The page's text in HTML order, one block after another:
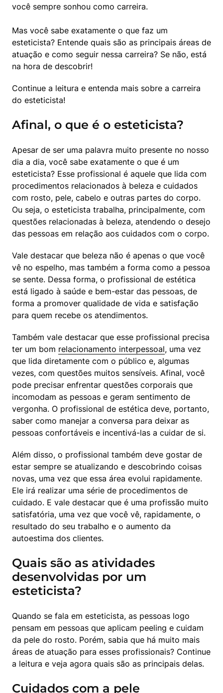
você sempre sonhou como carreira.
Mas você sabe exatamente o que faz um
esteticista? Entende quais são as principais áreas de
atuação e como seguir nessa carreira? Se não, está
na hora de descobrir!
Continue a leitura e entenda mais sobre a carreira
do esteticista!
Afinal, o que é o esteticista?
Apesar de ser uma palavra muito presente no nosso
dia a dia, você sabe exatamente o que é um
esteticista? Esse profissional é aquele que lida com
procedimentos relacionados à beleza e cuidados
com rosto, pele, cabelo e outras partes do corpo.
Ou seja, o esteticista trabalha, principalmente, com
questões relacionadas à beleza, atendendo o desejo
das pessoas em relação aos cuidados com o corpo.
Vale destacar que beleza não é apenas o que você
vê no espelho, mas também a forma como a pessoa
se sente. Dessa forma, o profissional de estética
está ligado à saúde e bem-estar das pessoas, de
forma a promover qualidade de vida e satisfação
para quem recebe os atendimentos.
Também vale destacar que esse profissional precisa
ter um bom relacionamento interpessoal, uma vez
que lida diretamente com o público e, algumas
vezes, com questões muitos sensíveis. Afinal, você
pode precisar enfrentar questões corporais que
incomodam as pessoas e geram sentimento de
vergonha. O profissional de estética deve, portanto,
saber como manejar a conversa para deixar as
pessoas confortáveis e incentivá-las a cuidar de si.
Além disso, o profissional também deve gostar de
estar sempre se atualizando e descobrindo coisas
novas, uma vez que essa área evolui rapidamente.
Ele irá realizar uma série de procedimentos de
cuidado. E vale destacar que é uma profissão muito
satisfatória, uma vez que você vê, rapidamente, o
resultado do seu trabalho e o aumento da
autoestima dos clientes.
Quais são as atividades
desenvolvidas por um
esteticista?
Quando se fala em esteticista, as pessoas logo
pensam em pessoas que aplicam peeling e cuidam
da pele do rosto. Porém, sabia que há muito mais
áreas de atuação para esses profissionais? Continue
a leitura e veja agora quais são as principais delas.
Cuidados com a pele